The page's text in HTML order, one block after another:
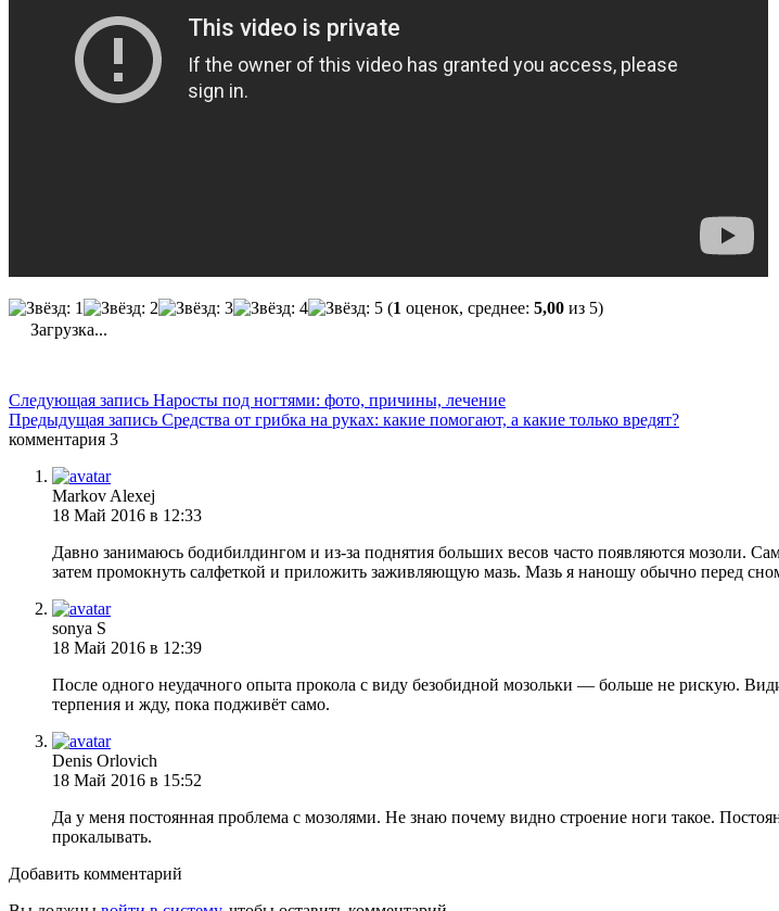
(1 оценок, среднее: 5,00 из 5)
Загрузка...
Следующая запись Наросты под ногтями: фото, причины, лечение
Предыдущая запись Средства от грибка на руках: какие помогают, а какие только вредят?
комментария 3
Markov Alexej
18 Май 2016 в 12:33
Давно занимаюсь бодибилдингом и из-за поднятия больших весов часто появляются мозоли.
затем промокнуть салфеткой и приложить заживляющую мазь. Мазь я наношу обычно перед
sonya S
18 Май 2016 в 12:39
После одного неудачного опыта прокола с виду безобидной мозольки — больше не рискую.
терпения и жду, пока подживёт само.
Denis Orlovich
18 Май 2016 в 15:52
Да у меня постоянная проблема с мозолями. Не знаю почему видно строение ноги такое.
прокалывать.
Добавить комментарий